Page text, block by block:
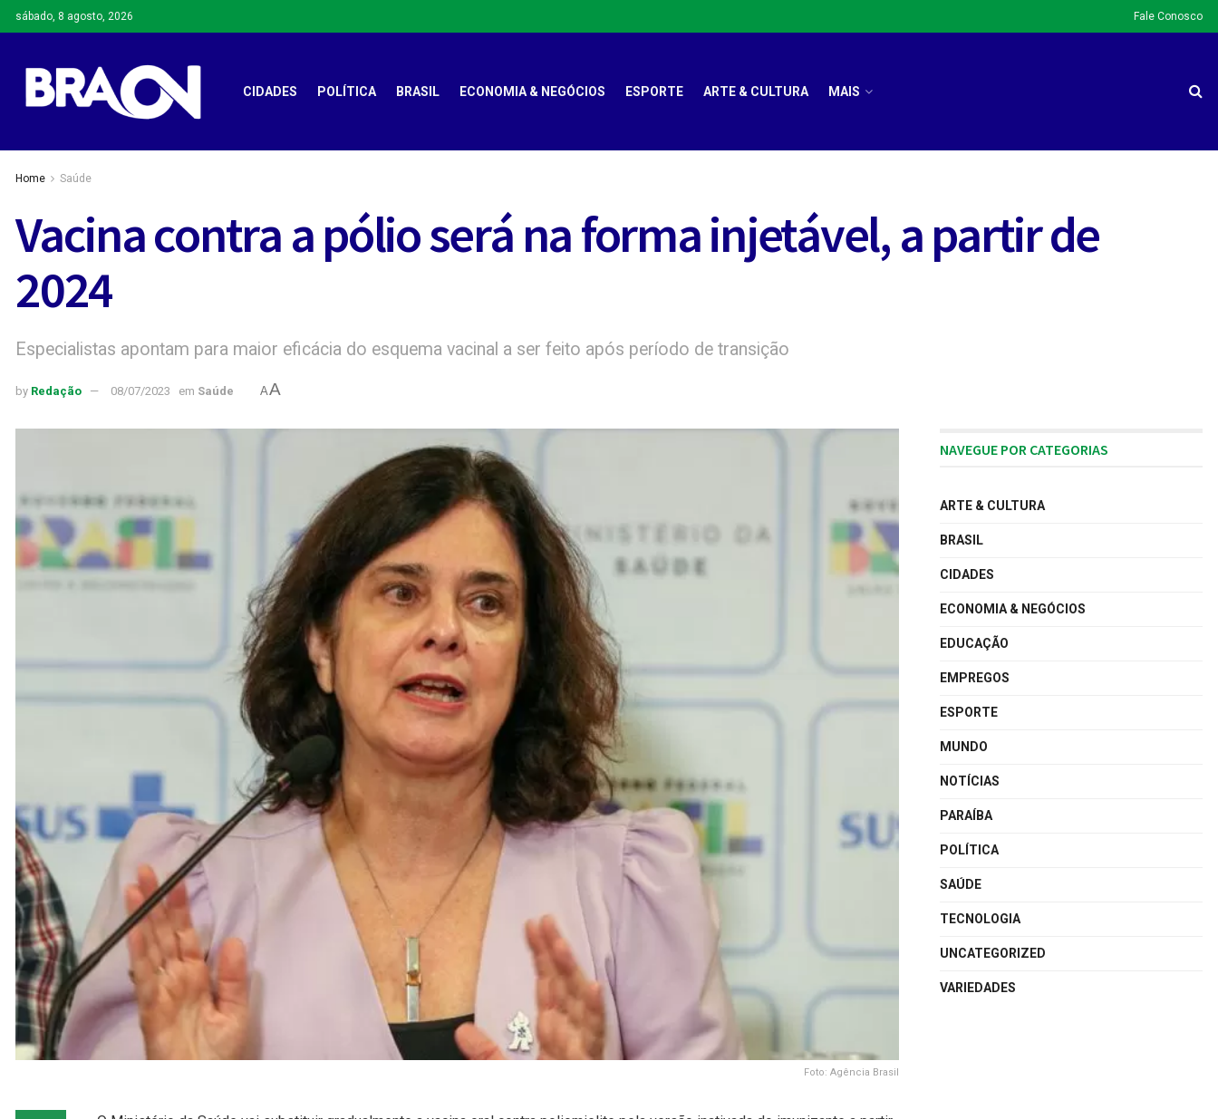
sábado, 8 agosto, 2026 Fale Conosco
CIDADES POLÍTICA BRASIL ECONOMIA & NEGÓCIOS ESPORTE ARTE & CULTURA MAIS
Home Saúde
Vacina contra a pólio será na forma injetável, a partir de
2024
Especialistas apontam para maior eficácia do esquema vacinal a ser feito após período de transição
by Redação 08/07/2023 em Saúde AA
Foto: Agência Brasil
NAVEGUE POR CATEGORIAS
ARTE & CULTURA
BRASIL
CIDADES
ECONOMIA & NEGÓCIOS
EDUCAÇÃO
EMPREGOS
ESPORTE
MUNDO
NOTÍCIAS
PARAÍBA
POLÍTICA
SAÚDE
TECNOLOGIA
UNCATEGORIZED
VARIEDADES